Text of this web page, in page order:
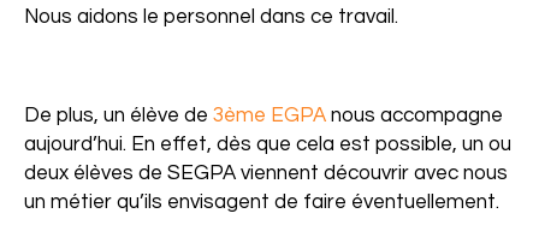
Nous aidons le personnel dans ce travail.
De plus, un élève de 3ème EGPA nous accompagne
aujourd’hui. En effet, dès que cela est possible, un ou
deux élèves de SEGPA viennent découvrir avec nous
un métier qu’ils envisagent de faire éventuellement.